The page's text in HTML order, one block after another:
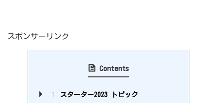
スポンサーリンク
Contents
1 スターター2023 トピック